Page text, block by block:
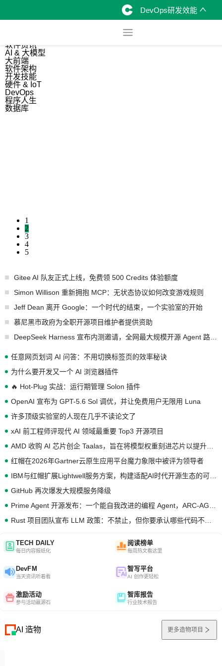
DevOps研发效能
软件资讯
AI & 大模型
大前端
软件架构
开发技能
硬件 & IoT
DevOps
程序人生
数据库
1
2
3
4
5
Gitee AI 队友正式上线，免费领 500 Credits 体验额度
Simon Willison 重新拥抱 MCP：无状态协议如何改变游戏规则
Jeff Dean 离开 Google：一个时代的结束，一个实验室的开始
慕尼黑市政府为全职开源项目维护者提供资助
任意网页划词 AI 问答：不用切换标签页的效率秘诀
为什么要开发又一个 AI 浏览器插件
🔥 Hot-Plug 实战：运行期管理 Solon 插件
OpenAI 宣布为 GPT-5.6 Sol 调优，并让免费用户无限用 Luna
许多顶级实验室的人现在几乎不读论文了
xAI 前工程师评现代 AI 领域最重要 Top3 开源项目
红帽在2026年Gartner云原生应用平台魔力象限中被评为领导者
GitHub 再次爆发大规模服务降级
TECH DAILY
每日内容报纸化
阅读榜单
每周热文看这里
DevFM
当天资讯听着看
智写平台
AI 创作更轻松
激励活动
参与活动赢源石
智库报告
行业技术报告
AI 造物 更多造物项目